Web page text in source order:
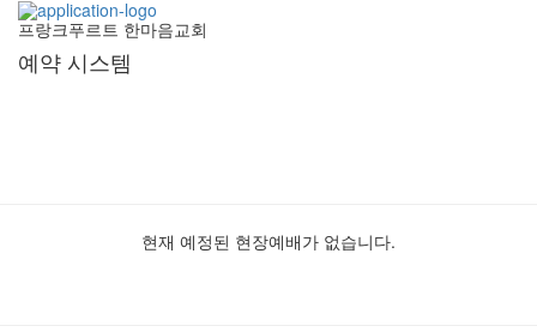
프랑크푸르트 한마음교회
예약 시스템
현재 예정된 현장예배가 없습니다.